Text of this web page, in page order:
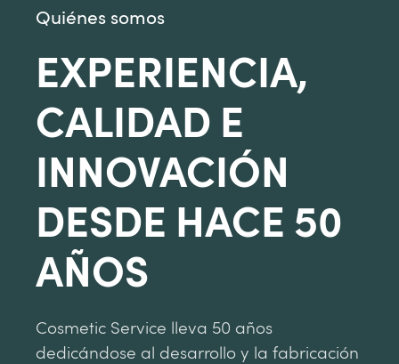
Quiénes somos
EXPERIENCIA,
CALIDAD E
INNOVACIÓN
DESDE HACE 50
AÑOS
Cosmetic Service lleva 50 años
dedicándose al desarrollo y la fabricación